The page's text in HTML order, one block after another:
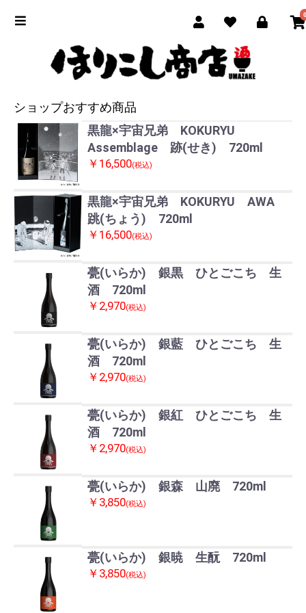
0
ショップおすすめ商品
黒龍×宇宙兄弟 KOKURYU
Assemblage 跡(せき) 720ml
￥16,500(税込)
黒龍×宇宙兄弟 KOKURYU AWA
跳(ちょう) 720ml
￥16,500(税込)
甍(いらか) 銀黒 ひとごこち 生
酒 720ml
￥2,970(税込)
甍(いらか) 銀藍 ひとごこち 生
酒 720ml
￥2,970(税込)
甍(いらか) 銀紅 ひとごこち 生
酒 720ml
￥2,970(税込)
甍(いらか) 銀森 山廃 720ml
￥3,850(税込)
甍(いらか) 銀暁 生酛 720ml
￥3,850(税込)